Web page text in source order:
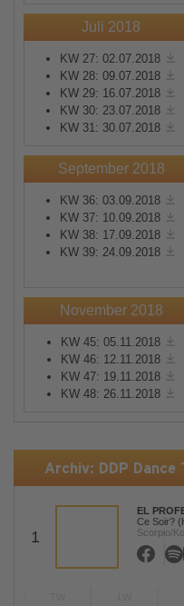
Juli 2018
KW 27: 02.07.2018
KW 28: 09.07.2018
KW 29: 16.07.2018
KW 30: 23.07.2018
KW 31: 30.07.2018
September 2018
KW 36: 03.09.2018
KW 37: 10.09.2018
KW 38: 17.09.2018
KW 39: 24.09.2018
November 2018
KW 45: 05.11.2018
KW 46: 12.11.2018
KW 47: 19.11.2018
KW 48: 26.11.2018
Archiv: DDP Dance
1
EL
Ce Soir?
Scorpio/